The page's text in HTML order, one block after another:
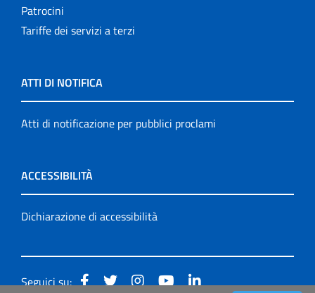
Patrocini
Tariffe dei servizi a terzi
ATTI DI NOTIFICA
Atti di notificazione per pubblici proclami
ACCESSIBILITÀ
Dichiarazione di accessibilità
Seguici su: